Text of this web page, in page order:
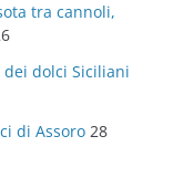
tra cannoli,
dolci Siciliani
di Assoro 28